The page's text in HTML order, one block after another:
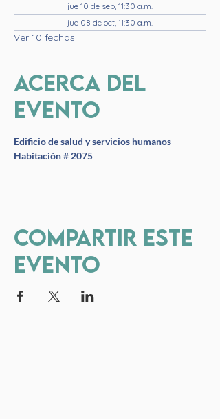
jue 10 de sep, 11:30 a.m.
jue 08 de oct, 11:30 a.m.
Ver 10 fechas
Acerca del
evento
Edificio de salud y servicios humanos
Habitación # 2075
Compartir este
evento